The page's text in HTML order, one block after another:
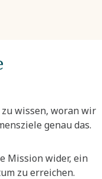
wissen, woran wir
genau das.
Mission wider, ein
zu erreichen.